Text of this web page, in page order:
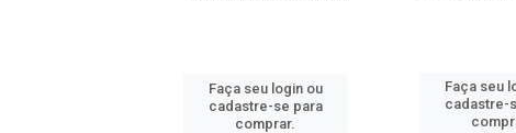
Faça seu login ou
cadastre-se para
comprar.
Faça seu
cadastre-